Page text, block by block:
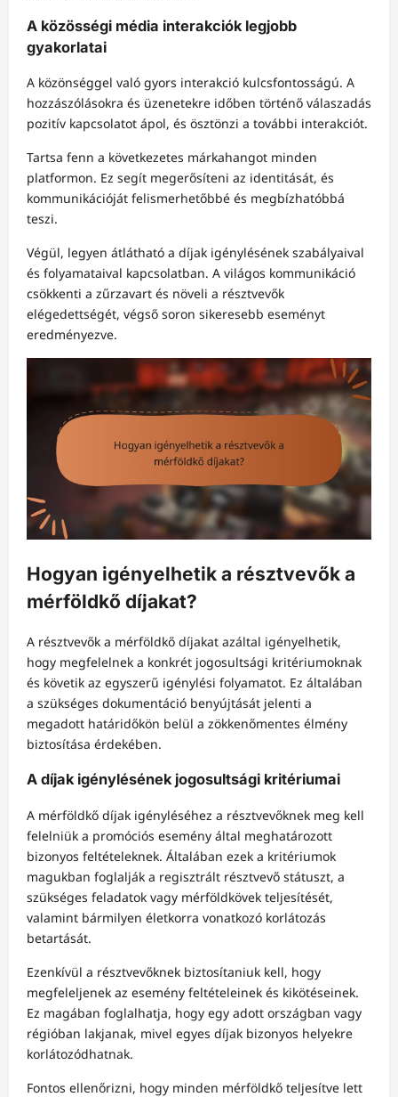
A közösségi média interakciók legjobb
gyakorlatai
A közönséggel való gyors interakció kulcsfontosságú. A
hozzászólásokra és üzenetekre időben történő válaszadás
pozitív kapcsolatot ápol, és ösztönzi a további interakciót.
Tartsa fenn a következetes márkahangot minden
platformon. Ez segít megerősíteni az identitását, és
kommunikációját felismerhetőbbé és megbízhatóbbá
teszi.
Végül, legyen átlátható a díjak igénylésének szabályaival
és folyamataival kapcsolatban. A világos kommunikáció
csökkenti a zűrzavart és növeli a résztvevők
elégedettségét, végső soron sikeresebb eseményt
eredményezve.
Hogyan igényelhetik a résztvevők a
mérföldkő díjakat?
A résztvevők a mérföldkő díjakat azáltal igényelhetik,
hogy megfelelnek a konkrét jogosultsági kritériumoknak
és követik az egyszerű igénylési folyamatot. Ez általában
a szükséges dokumentáció benyújtását jelenti a
megadott határidőkön belül a zökkenőmentes élmény
biztosítása érdekében.
A díjak igénylésének jogosultsági kritériumai
A mérföldkő díjak igényléséhez a résztvevőknek meg kell
felelniük a promóciós esemény által meghatározott
bizonyos feltételeknek. Általában ezek a kritériumok
magukban foglalják a regisztrált résztvevő státuszt, a
szükséges feladatok vagy mérföldkövek teljesítését,
valamint bármilyen életkorra vonatkozó korlátozás
betartását.
Ezenkívül a résztvevőknek biztosítaniuk kell, hogy
megfeleljenek az esemény feltételeinek és kikötéseinek.
Ez magában foglalhatja, hogy egy adott országban vagy
régióban lakjanak, mivel egyes díjak bizonyos helyekre
korlátozódhatnak.
Fontos ellenőrizni, hogy minden mérföldkő teljesítve lett